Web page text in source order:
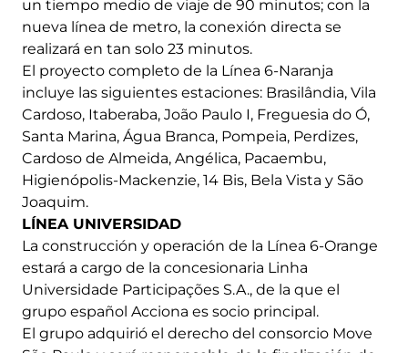
un tiempo medio de viaje de 90 minutos; con la
nueva línea de metro, la conexión directa se
realizará en tan solo 23 minutos.
El proyecto completo de la Línea 6-Naranja
incluye las siguientes estaciones: Brasilândia, Vila
Cardoso, Itaberaba, João Paulo I, Freguesia do Ó,
Santa Marina, Água Branca, Pompeia, Perdizes,
Cardoso de Almeida, Angélica, Pacaembu,
Higienópolis-Mackenzie, 14 Bis, Bela Vista y São
Joaquim.
LÍNEA UNIVERSIDAD
La construcción y operación de la Línea 6-Orange
estará a cargo de la concesionaria Linha
Universidade Participações S.A., de la que el
grupo español Acciona es socio principal.
El grupo adquirió el derecho del consorcio Move